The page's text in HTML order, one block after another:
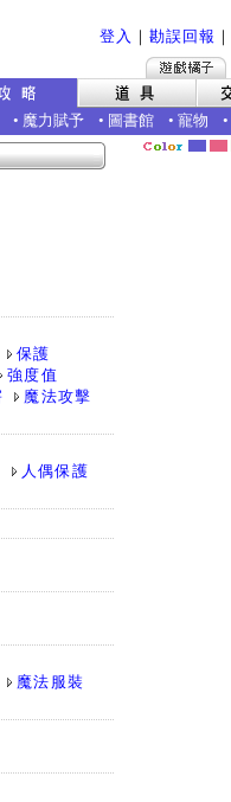
登入 ｜ 勘誤回報 ｜
• 魔力賦予 • 圖書館 • 寵物 •
保護
強度值
魔法攻擊
人偶保護
魔法服裝